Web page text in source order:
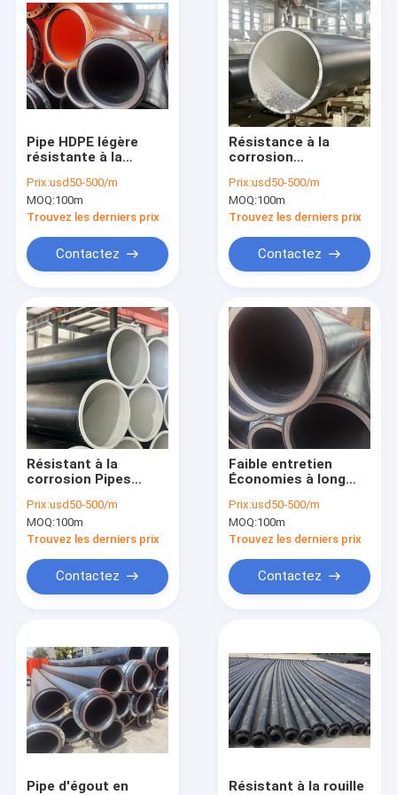
Produits
Vidéos
Le spectacle VR
À propos de nous
Contrôle de la qualité
Nous contacter
Les affaires
Demandez un devis
Pipe HDPE légère
résistante à la
résistante à la
corrosion pour un
transport facile
Prix:usd50-500/m
MOQ:100m
Trouvez les derniers prix
Contactez
Résistance à la
corrosion
tuyaux Hdpe Plage de
température -60-80
degrés
Prix:usd50-500/m
MOQ:100m
Trouvez les derniers prix
Contactez
Résistant à la
corrosion Pipes
Immunes à la rouille
et à la corrosion
chimique Plage de
degrés
Prix:usd50-500/m
MOQ:100m
Trouvez les derniers prix
Contactez
Faible entretien
Économies à long
approvisionnement
en eau tuyaux en
PEHD avec boulons
Prix:usd50-500/m
MOQ:100m
Trouvez les derniers prix
Contactez
Pipe d'égout en
Résistant à la rouille